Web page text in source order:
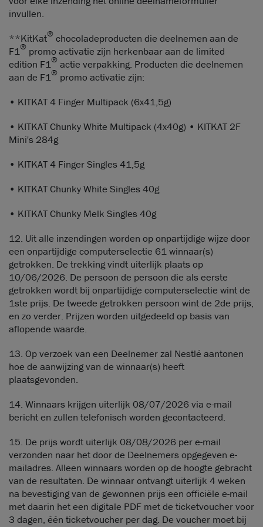
invullen.
**KitKat® chocoladeproducten die deelnemen aan de
F1® promo activatie zijn herkenbaar aan de limited
edition F1® actie verpakking. Producten die deelnemen
aan de F1® promo activatie zijn:
• KITKAT 4 Finger Multipack (6x41,5g)
• KITKAT Chunky White Multipack (4x40g) • KITKAT 2F
Mini's 284g
• KITKAT 4 Finger Singles 41,5g
• KITKAT Chunky White Singles 40g
• KITKAT Chunky Melk Singles 40g
12. Uit alle inzendingen worden op onpartijdige wijze door
een onpartijdige computerselectie 61 winnaar(s)
getrokken. De trekking vindt uiterlijk plaats op
10/06/2026. De persoon de persoon die als eerste
getrokken wordt bij onpartijdige computerselectie wint de
1ste prijs. De tweede getrokken persoon wint de 2de prijs,
en zo verder. Prijzen worden uitgedeeld op basis van
aflopende waarde.
13. Op verzoek van een Deelnemer zal Nestlé aantonen
hoe de aanwijzing van de winnaar(s) heeft
plaatsgevonden.
14. Winnaars krijgen uiterlijk 08/07/2026 via e-mail
bericht en zullen telefonisch worden gecontacteerd.
15. De prijs wordt uiterlijk 08/08/2026 per e-mail
verzonden naar het door de Deelnemers opgegeven e-
mailadres. Alleen winnaars worden op de hoogte gebracht
van de resultaten. De winnaar ontvangt uiterlijk 4 weken
na bevestiging van de gewonnen prijs een officiële e-mail
met daarin het een digitale PDF met de ticketvoucher voor
3 dagen, één ticketvoucher per dag. De voucher moet bij